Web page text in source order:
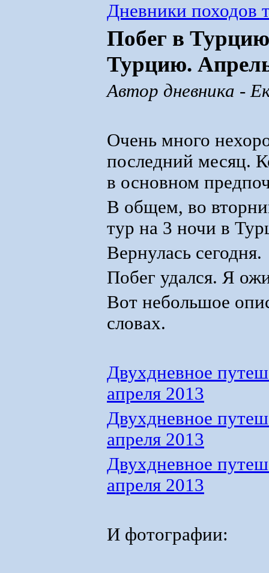
Дневники походов
Побег в
Турцию.
Автор дневника -
Очень много
последний месяц.
в основном
В общем, во
тур на 3 ночи в
Вернулась сегодня.
Побег удался. Я
Вот небольшое
словах.
Двухдневное
апреля 2013
Двухдневное
апреля 2013
Двухдневное
апреля 2013
И фотографии: